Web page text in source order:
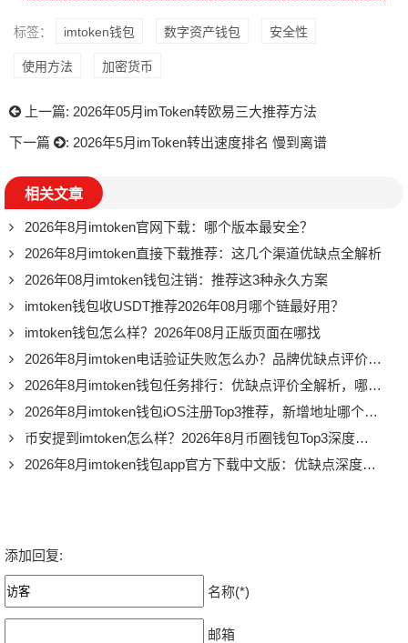
标签： imtoken钱包 数字资产钱包 安全性
使用方法 加密货币
上一篇: 2026年05月imToken转欧易三大推荐方法
下一篇
: 2026年5月imToken转出速度排名 慢到离谱
相关文章
2026年8月imtoken官网下载：哪个版本最安全？
2026年8月imtoken直接下载推荐：这几个渠道优缺点全解析
2026年08月imtoken钱包注销：推荐这3种永久方案
imtoken钱包收USDT推荐2026年08月哪个链最好用？
imtoken钱包怎么样？2026年08月正版页面在哪找
2026年8月imtoken电话验证失败怎么办？品牌优缺点评价全解析
2026年8月imtoken钱包任务排行：优缺点评价全解析，哪个最值得做？
2026年8月imtoken钱包iOS注册Top3推荐，新增地址哪个好？
币安提到imtoken怎么样？2026年8月币圈钱包Top3深度评价
2026年8月imtoken钱包app官方下载中文版：优缺点深度测评，值不值得用
添加回复:
名称(*)
邮箱